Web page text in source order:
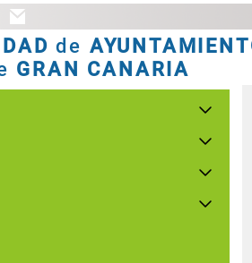
de
GRAN CANARIA